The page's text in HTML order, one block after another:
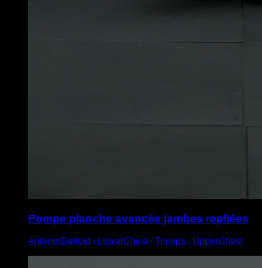
Pompe planche avancée jambes repliées
AnteriorDeltoid ∙ LowerChest ∙ Triceps ∙ UpperChest